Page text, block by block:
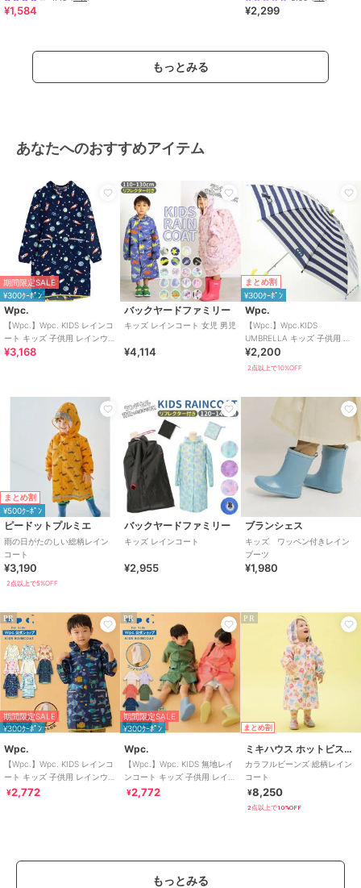
¥1,584 ¥2,299
もっとみる
あなたへのおすすめアイテム
期間限定SALE
¥300ｸｰﾎﾟﾝ
Wpc.
【Wpc.】Wpc. KIDS レインコ
ート キッズ 子供用 レインウェ
ア 子ども 男の子 女の子
¥3,168
バックヤードファミリー
キッズ レインコート 女児 男児
¥4,114
まとめ割
¥300ｸｰﾎﾟﾝ
Wpc.
【Wpc.】Wpc.KIDS
UMBRELLA キッズ 子供用 雨
傘
¥2,200
2点以上で10%OFF
まとめ割
¥500ｸｰﾎﾟﾝ
ピードットプルミエ
雨の日がたのしい総柄レイン
コート
¥3,190
2点以上で5%OFF
バックヤードファミリー
キッズ レインコート
¥2,955
ブランシェス
キッズ ワッペン付きレイン
ブーツ
¥1,980
PR
期間限定SALE
¥300ｸｰﾎﾟﾝ
Wpc.
【Wpc.】Wpc. KIDS レインコ
ート キッズ 子供用 レインウェ
ア 子ども 男の子 女の子
¥2,772
PR
期間限定SALE
¥300ｸｰﾎﾟﾝ
Wpc.
【Wpc.】Wpc. KIDS 無地レイ
ンコート キッズ 子供用 レイン
ウェア 男の子 女の子
¥2,772
PR
まとめ割
ミキハウス ホットビスケッツ
カラフルビーンズ 総柄レイン
コート
¥8,250
2点以上で10%OFF
もっとみる